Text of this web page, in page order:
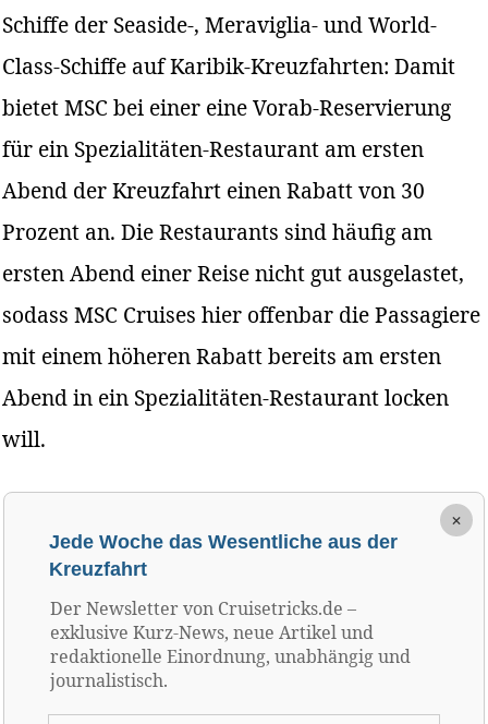
Schiffe der Seaside-, Meraviglia- und World-
Class-Schiffe auf Karibik-Kreuzfahrten: Damit
bietet MSC bei einer eine Vorab-Reservierung
für ein Spezialitäten-Restaurant am ersten
Abend der Kreuzfahrt einen Rabatt von 30
Prozent an. Die Restaurants sind häufig am
ersten Abend einer Reise nicht gut ausgelastet,
sodass MSC Cruises hier offenbar die Passagiere
mit einem höheren Rabatt bereits am ersten
Abend in ein Spezialitäten-Restaurant locken
will.
×
Jede Woche das Wesentliche aus der
Kreuzfahrt
Der Newsletter von Cruisetricks.de –
exklusive Kurz-News, neue Artikel und
redaktionelle Einordnung, unabhängig und
journalistisch.